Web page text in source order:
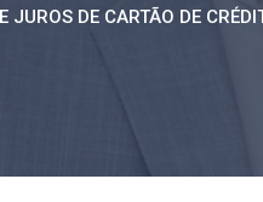
JUROS DE CARTÃO DE